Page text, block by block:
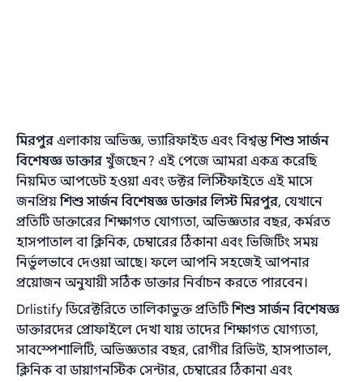
মিরপুর এলাকায় অভিজ্ঞ, ভ্যারিফাইড এবং বিশ্বস্তশিশু সার্জন
বিশেষজ্ঞ ডাক্তার খুঁজছেন? এই পেজে আমরা একত্র করেছি
নিয়মিত আপডেট হওয়া এবং ডক্টর লিস্টিফাইতে এই মাসে
জনপ্রিয়শিশু সার্জন বিশেষজ্ঞ ডাক্তার লিস্ট মিরপুর, যেখানে
প্রতিটি ডাক্তারের শিক্ষাগত যোগ্যতা, অভিজ্ঞতার বছর, কর্মরত
হাসপাতাল বা ক্লিনিক, চেম্বারের ঠিকানা এবং ভিজিটিং সময়
নির্ভুলভাবে দেওয়া আছে। ফলে আপনি সহজেই আপনার
প্রয়োজন অনুযায়ী সঠিক ডাক্তার নির্বাচন করতে পারবেন।
Drlistify ডিরেক্টরিতে তালিকাভুক্ত প্রতিটিশিশু সার্জন বিশেষজ্ঞ
ডাক্তারদের প্রোফাইলে দেখা যায় তাদের শিক্ষাগত যোগ্যতা,
সাবস্পেশালিটি, অভিজ্ঞতার বছর, রোগীর রিভিউ, হাসপাতাল,
ক্লিনিক বা ডায়াগনস্টিক সেন্টার, চেম্বারের ঠিকানা এবং